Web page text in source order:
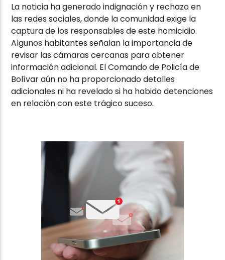
La noticia ha generado indignación y rechazo en
las redes sociales, donde la comunidad exige la
captura de los responsables de este homicidio.
Algunos habitantes señalan la importancia de
revisar las cámaras cercanas para obtener
información adicional. El Comando de Policía de
Bolívar aún no ha proporcionado detalles
adicionales ni ha revelado si ha habido detenciones
en relación con este trágico suceso.